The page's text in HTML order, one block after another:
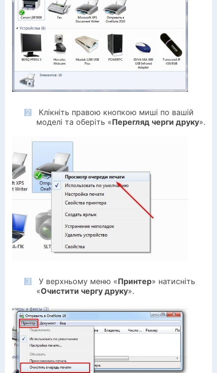
2
Клікніть правою кнопкою миші по вашій
моделі та оберіть «Перегляд черги друку».
3 У верхньому меню «Принтер» натисніть
«Очистити чергу друку».